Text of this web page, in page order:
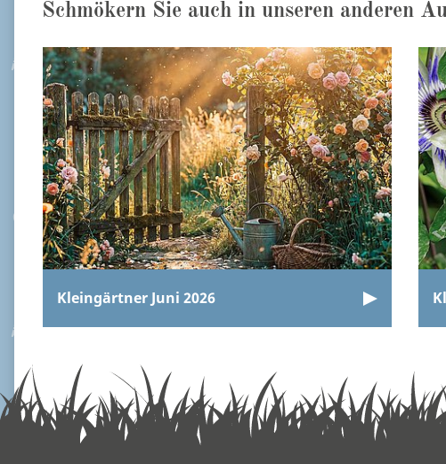
Schmökern Sie auch in unseren anderen
Kleingärtner Juni 2026